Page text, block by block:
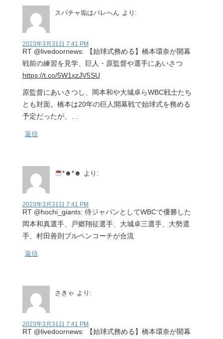
スパチャ垢はバレへん より:
2023年3月31日 7:41 PM
RT @livedoornews: 【始球式務める】橋本環奈が開幕
戦前の練習を見学、巨人・原監督や選手にあいさつ
https://t.co/5W1xzJV5SU
原監督にあいさつし、岡本和や大城卓らWBC戦士たち
とも対面。橋本は20年の巨人開幕戦で始球式を務める
予定だったが、…
返信
*☻*☻ より:
2023年3月31日 7:41 PM
RT @hochi_giants: 侍ジャパンとしてWBCで優勝した
岡本和真選手、戸郷翔征選手、大城卓三選手、大勢選
手、村田善則ブルペンコーチが合流
返信
さきゃ より:
2023年3月31日 7:41 PM
RT @livedoornews: 【始球式務める】橋本環奈が開幕